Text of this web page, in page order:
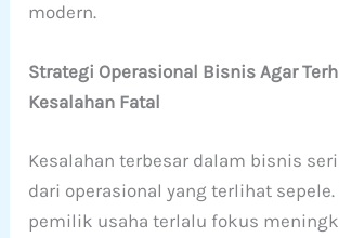
modern.
Strategi Operasional Bisnis Agar
Kesalahan Fatal
Kesalahan terbesar dalam bisnis
dari operasional yang terlihat sepele.
pemilik usaha terlalu fokus